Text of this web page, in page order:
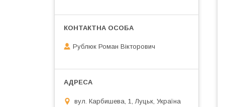
Рублюк Роман Вікторович
вул. Карбишева, 1, Луцьк, Україна